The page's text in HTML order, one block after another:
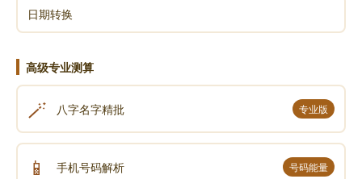
日期转换
高级专业测算
🪄 八字名字精批 专业版
📱 手机号码解析 号码能量